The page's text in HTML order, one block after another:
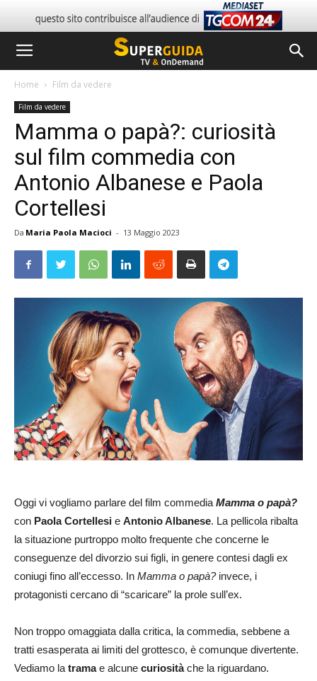
Home Film da vedere
Film da vedere
Mamma o papà?: curiosità
sul film commedia con
Antonio Albanese e Paola
Cortellesi
Da Maria Paola Macioci - 13 Maggio 2023
Oggi vi vogliamo parlare del film commedia Mamma o papà?
con Paola Cortellesi e Antonio Albanese. La pellicola ribalta
la situazione purtroppo molto frequente che concerne le
conseguenze del divorzio sui figli, in genere contesi dagli ex
coniugi fino all’eccesso. In Mamma o papà?invece, i
protagonisti cercano di “scaricare” la prole sull’ex.
Non troppo omaggiata dalla critica, la commedia, sebbene a
tratti esasperata ai limiti del grottesco, è comunque divertente.
Vediamo la tramae alcune curiositàche la riguardano.